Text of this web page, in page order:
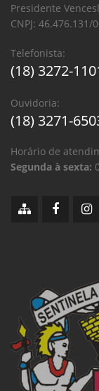
Presidente
CNPJ: 46.476.131/
Telefonista:
(18) 3272-
Ouvidoria:
(18) 3271-
Horário de
Segunda à sexta: